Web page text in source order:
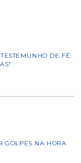
DE FÉ:
GOLPES NA HORA